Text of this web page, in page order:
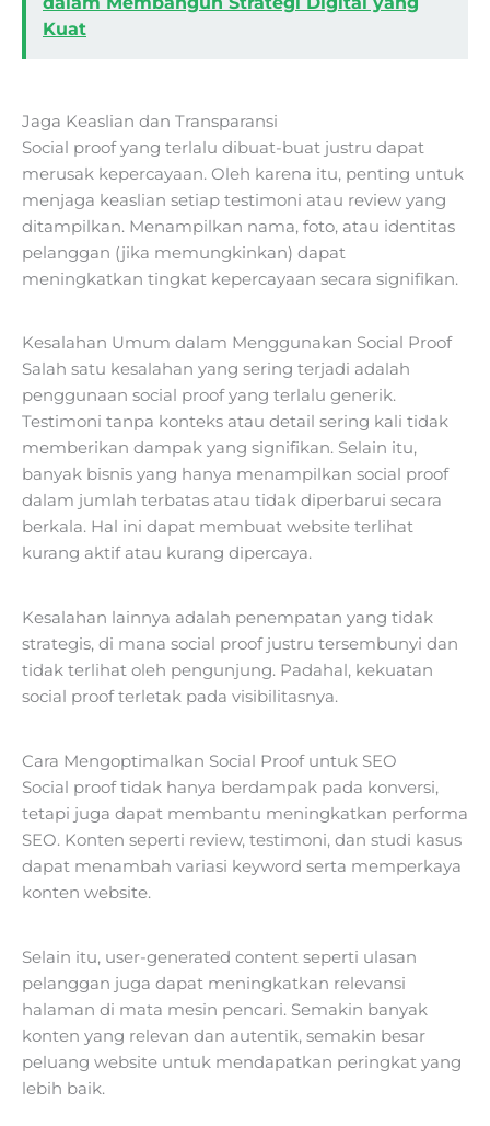
Kuat
Jaga Keaslian dan Transparansi
Social proof yang terlalu dibuat-buat justru dapat
merusak kepercayaan. Oleh karena itu, penting untuk
menjaga keaslian setiap testimoni atau review yang
ditampilkan. Menampilkan nama, foto, atau identitas
pelanggan (jika memungkinkan) dapat
meningkatkan tingkat kepercayaan secara signifikan.
Kesalahan Umum dalam Menggunakan Social Proof
Salah satu kesalahan yang sering terjadi adalah
penggunaan social proof yang terlalu generik.
Testimoni tanpa konteks atau detail sering kali tidak
memberikan dampak yang signifikan. Selain itu,
banyak bisnis yang hanya menampilkan social proof
dalam jumlah terbatas atau tidak diperbarui secara
berkala. Hal ini dapat membuat website terlihat
kurang aktif atau kurang dipercaya.
Kesalahan lainnya adalah penempatan yang tidak
strategis, di mana social proof justru tersembunyi dan
tidak terlihat oleh pengunjung. Padahal, kekuatan
social proof terletak pada visibilitasnya.
Cara Mengoptimalkan Social Proof untuk SEO
Social proof tidak hanya berdampak pada konversi,
tetapi juga dapat membantu meningkatkan performa
SEO. Konten seperti review, testimoni, dan studi kasus
dapat menambah variasi keyword serta memperkaya
konten website.
Selain itu, user-generated content seperti ulasan
pelanggan juga dapat meningkatkan relevansi
halaman di mata mesin pencari. Semakin banyak
konten yang relevan dan autentik, semakin besar
peluang website untuk mendapatkan peringkat yang
lebih baik.